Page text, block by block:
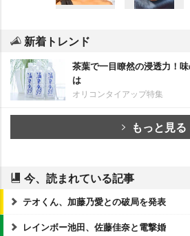
新着トレンド
茶葉で一目瞭然の浸透力！
は
オリコンタイアップ特集
もっと見る
今、読まれている記事
テオくん、加藤乃愛との破局を発表
レインボー池田、佐藤佳奈と電撃婚